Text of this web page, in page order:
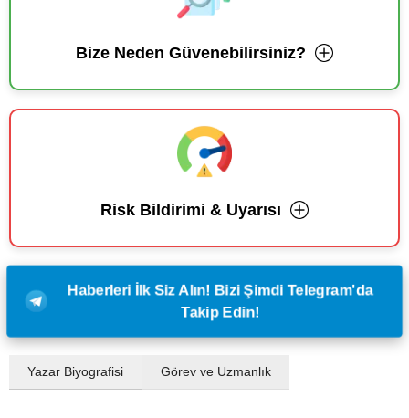
Bize Neden Güvenebilirsiniz?
Risk Bildirimi & Uyarısı
Haberleri İlk Siz Alın! Bizi Şimdi Telegram'da
Takip Edin!
Yazar Biyografisi Görev ve Uzmanlık